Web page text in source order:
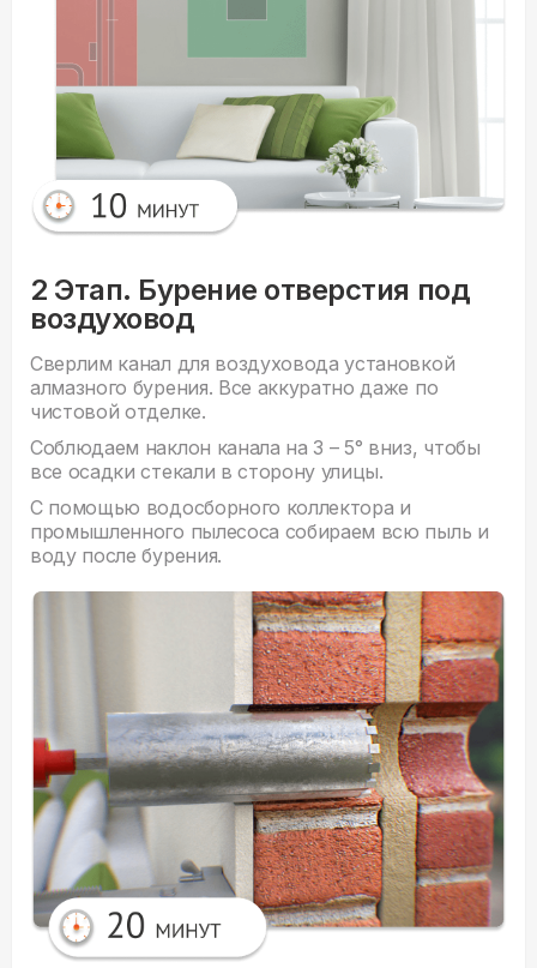
2 Этап. Бурение отверстия под
воздуховод
Сверлим канал для воздуховода установкой
алмазного бурения. Все аккуратно даже по
чистовой отделке.
Соблюдаем наклон канала на 3 – 5° вниз, чтобы
все осадки стекали в сторону улицы.
С помощью водосборного коллектора и
промышленного пылесоса собираем всю пыль и
воду после бурения.